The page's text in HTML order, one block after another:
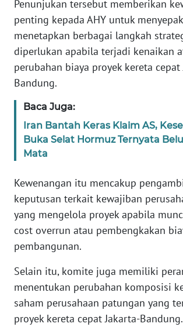
Penunjukan tersebut memberikan
penting kepada AHY untuk
menetapkan berbagai langkah
diperlukan apabila terjadi kenaikan
perubahan biaya proyek kereta cepat
Bandung.
Baca Juga:
Iran Bantah Keras Klaim AS,
Buka Selat Hormuz Ternyata
Mata
Kewenangan itu mencakup
keputusan terkait kewajiban
yang mengelola proyek apabila
cost overrun atau pembengkakan
pembangunan.
Selain itu, komite juga memiliki
menentukan perubahan komposisi
saham perusahaan patungan yang
proyek kereta cepat Jakarta-Bandung.
JABAR
WN
BANTEN
WN
NTT
WN
KEPRI
PAPUA
BARAT
RIAU
WN
SERAMBI